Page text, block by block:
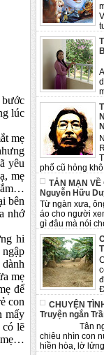
phố cũ hỏng khô
TẢN MẠN VỀ
Nguyễn Hữu
Từ ngàn xưa,
áo cho người
gì đâu mà nói
CHUYỆN
Truyện ngắn
Tân ngồi
chiêu nhìn con
hiền hòa, lờ lửng
bước
lúc
mẹ
yêu
mẹ
bên
nhớ
hi
mẹ
để
con
mấy
có lẽ
mẹ…